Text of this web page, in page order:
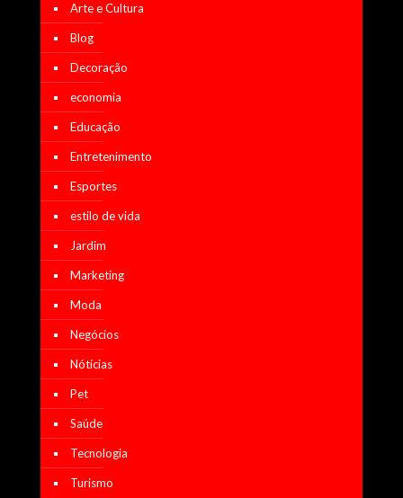
Arte e Cultura
Blog
Decoração
economia
Educação
Entretenimento
Esportes
estilo de vida
Jardim
Marketing
Moda
Negócios
Nótícias
Pet
Saúde
Tecnologia
Turismo